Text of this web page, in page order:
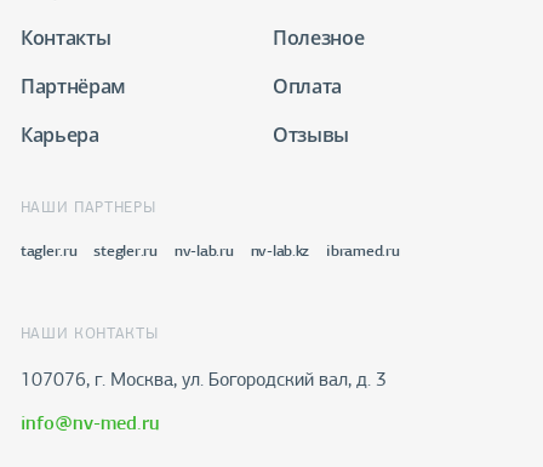
Контакты
Полезное
Партнёрам
Оплата
Карьера
Отзывы
НАШИ ПАРТНЕРЫ
tagler.ru stegler.ru nv-lab.ru nv-lab.kz ibramed.ru
НАШИ КОНТАКТЫ
107076, г. Москва, ул. Богородский вал, д. 3
info@nv-med.ru